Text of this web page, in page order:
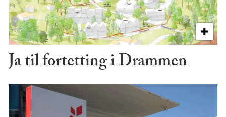
Ja til fortetting i Drammen